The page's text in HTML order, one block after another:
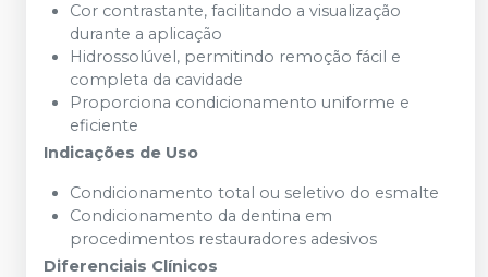
Cor contrastante, facilitando a visualização
durante a aplicação
Hidrossolúvel, permitindo remoção fácil e
completa da cavidade
Proporciona condicionamento uniforme e
eficiente
Indicações de Uso
Condicionamento total ou seletivo do esmalte
Condicionamento da dentina em
procedimentos restauradores adesivos
Diferenciais Clínicos